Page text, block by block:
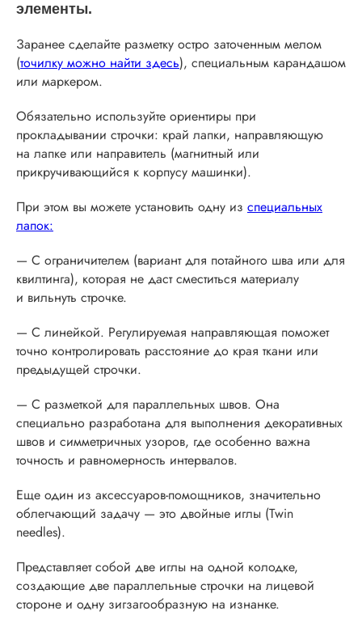
элементы.
Заранее сделайте разметку остро заточенным мелом
(точилку можно найти здесь), специальным карандашом
или маркером.
Обязательно используйте ориентиры при
прокладывании строчки: край лапки, направляющую
на лапке или направитель (магнитный или
прикручивающийся к корпусу машинки).
При этом вы можете установить одну из специальных
лапок:
— С ограничителем (вариант для потайного шва или для
квилтинга), которая не даст сместиться материалу
и вильнуть строчке.
— С линейкой. Регулируемая направляющая поможет
точно контролировать расстояние до края ткани или
предыдущей строчки.
— С разметкой для параллельных швов. Она
специально разработана для выполнения декоративных
швов и симметричных узоров, где особенно важна
точность и равномерность интервалов.
Еще один из аксессуаров-помощников, значительно
облегчающий задачу — это двойные иглы (Twin
needles).
Представляет собой две иглы на одной колодке,
создающие две параллельные строчки на лицевой
стороне и одну зигзагообразную на изнанке.